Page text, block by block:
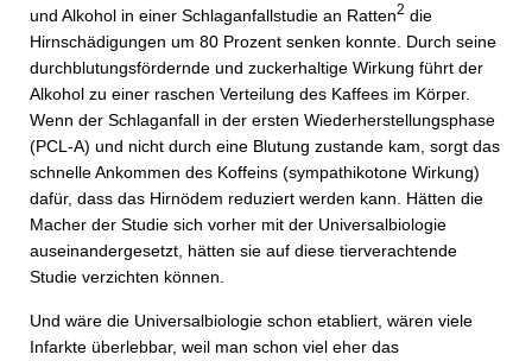
und Alkohol in einer Schlaganfallstudie an Ratten2 die
Hirnschädigungen um 80 Prozent senken konnte. Durch seine
durchblutungsfördernde und zuckerhaltige Wirkung führt der
Alkohol zu einer raschen Verteilung des Kaffees im Körper.
Wenn der Schlaganfall in der ersten Wiederherstellungsphase
(PCL-A) und nicht durch eine Blutung zustande kam, sorgt das
schnelle Ankommen des Koffeins (sympathikotone Wirkung)
dafür, dass das Hirnödem reduziert werden kann. Hätten die
Macher der Studie sich vorher mit der Universalbiologie
auseinandergesetzt, hätten sie auf diese tierverachtende
Studie verzichten können.
Und wäre die Universalbiologie schon etabliert, wären viele
Infarkte überlebbar, weil man schon viel eher das